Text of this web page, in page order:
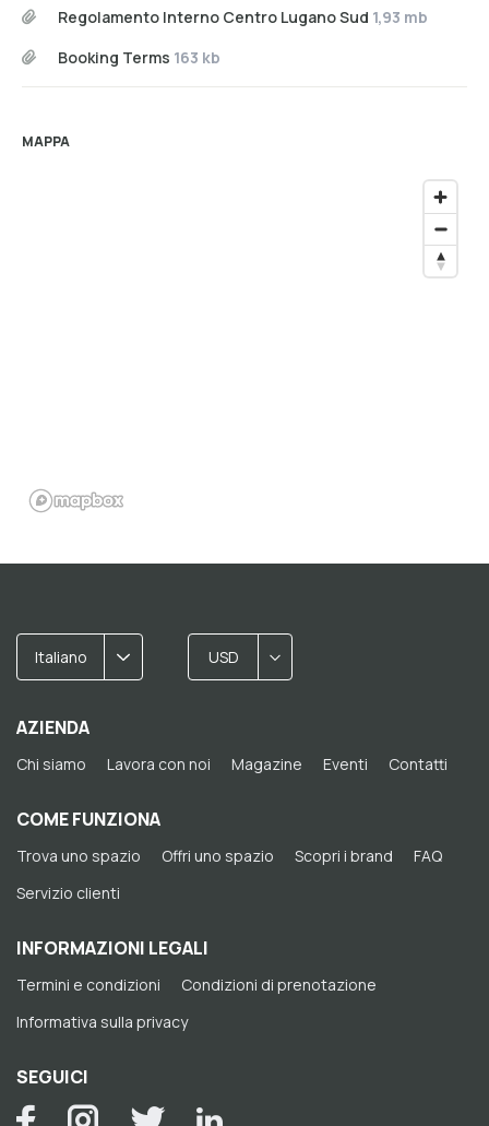
Regolamento Interno Centro Lugano Sud 1,93 mb
Booking Terms 163 kb
MAPPA
Italiano USD
AZIENDA
Chi siamo Lavora con noi Magazine Eventi Contatti
COME FUNZIONA
Trova uno spazio Offri uno spazio Scopri i brand
FAQ
Servizio clienti
INFORMAZIONI LEGALI
Termini e condizioni
Condizioni di prenotazione
Informativa sulla privacy
SEGUICI